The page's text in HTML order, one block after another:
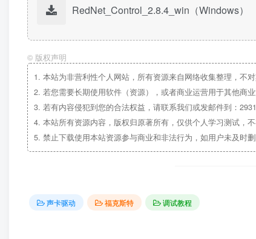
RedNet_Control_2.8.4_win（Windows）
© 版权声明
1. 本站为非营利性个人网站，所有资源来自网络收集整理，不
2. 若您需要长期使用软件（资源），或者商业运营用于其他商
3. 若有内容侵犯到您的合法权益，请联系我们或发邮件到：
4. 本站所有资源内容，版权归原著所有，仅供个人学习测试，
5. 禁止下载使用本站资源参与商业和非法行为，如用户未及时
声卡驱动 福克斯特 调试教程